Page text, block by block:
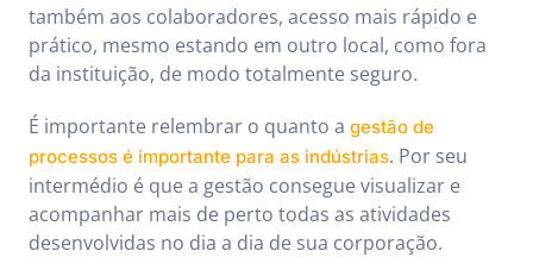
também aos colaboradores, acesso mais rápido e
prático, mesmo estando em outro local, como fora
da instituição, de modo totalmente seguro.
É importante relembrar o quanto a gestão de
processos é importante para as indústrias. Por seu
intermédio é que a gestão consegue visualizar e
acompanhar mais de perto todas as atividades
desenvolvidas no dia a dia de sua corporação.